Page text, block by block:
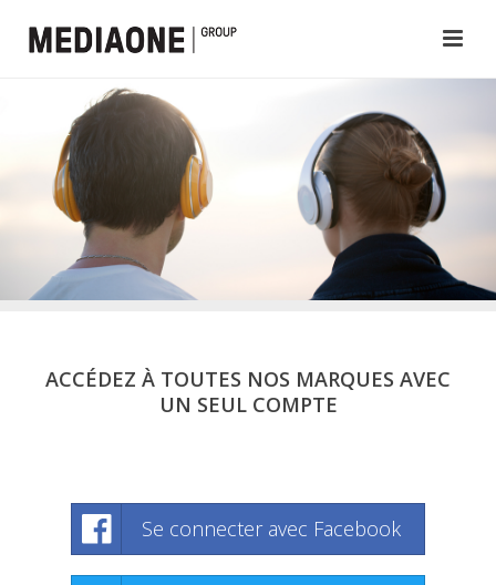
ACCÉDEZ À TOUTES NOS MARQUES AVEC
UN SEUL COMPTE
Se connecter avec Facebook